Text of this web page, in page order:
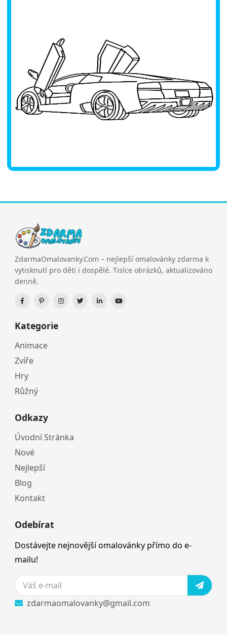
ZdarmaOmalovanky.Com – nejlepší omalovánky zdarma k
vytisknutí pro děti i dospělé. Tisíce obrázků, aktualizováno
denně.
Kategorie
Animace
Zvíře
Hry
Růžný
Odkazy
Úvodní Stránka
Nové
Nejlepší
Blog
Kontakt
Odebírat
Dostávejte nejnovější omalovánky přímo do e-
mailu!
zdarmaomalovanky@gmail.com